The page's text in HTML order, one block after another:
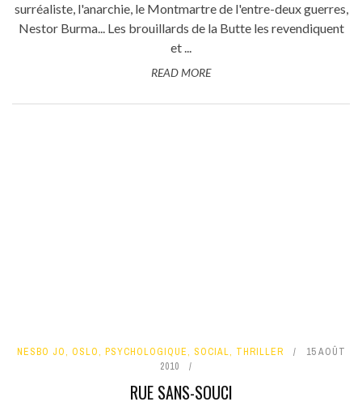
surréaliste, l'anarchie, le Montmartre de l'entre-deux guerres,
Nestor Burma... Les brouillards de la Butte les revendiquent
et ...
READ MORE
NESBO JO, OSLO, PSYCHOLOGIQUE, SOCIAL, THRILLER
15 AOÛT
2010
RUE SANS-SOUCI